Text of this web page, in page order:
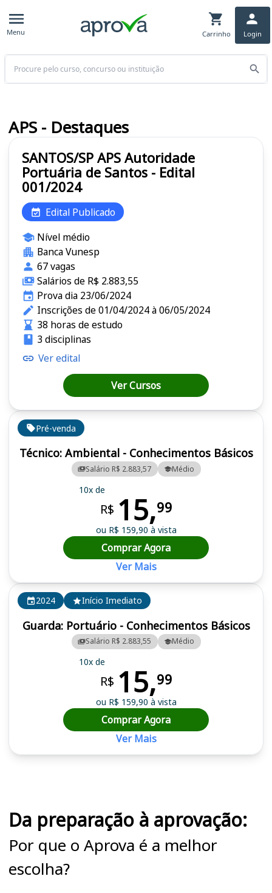
Menu Carrinho Login
Buscar
2024 Início Imediato
Guarda: Portuário - Conhecimentos Básicos
Salário R$ 2.883,55 Médio
10x de
R$ 15,99
ou R$ 159,90 à vista
Comprar Agora
Ver Mais
Pré-venda
Técnico: Ambiental - Conhecimentos Básicos
Salário R$ 2.883,57 Médio
10x de
R$ 15,99
ou R$ 159,90 à vista
Comprar Agora
Ver Mais
SANTOS/SP APS Autoridade
Portuária de Santos - Edital
001/2024
Edital Publicado
Nível médio
Banca Vunesp
67 vagas
Salários de R$ 2.883,55
Prova dia 23/06/2024
Inscrições de 01/04/2024 à 06/05/2024
38 horas de estudo
3 disciplinas
Ver edital
Ver Cursos
APS - Destaques
Da preparação à aprovação:
Por que o Aprova é a melhor
escolha?